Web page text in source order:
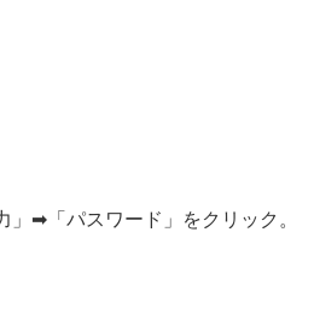
」➡︎「パスワード」をクリック。